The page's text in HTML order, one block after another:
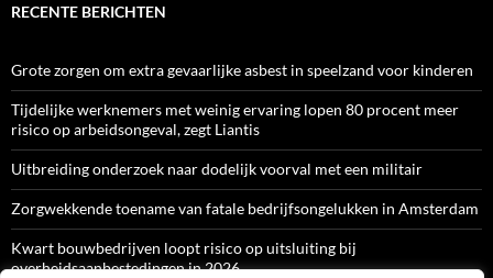
RECENTE BERICHTEN
Grote zorgen om extra gevaarlijke asbest in speelzand voor kinderen
Tijdelijke werknemers met weinig ervaring lopen 80 procent meer
risico op arbeidsongeval, zegt Liantis
Uitbreiding onderzoek naar dodelijk voorval met een militair
Zorgwekkende toename van fatale bedrijfsongelukken in Amsterdam
Kwart bouwbedrijven loopt risico op uitsluiting bij
overheidsaanbestedingen in 2026